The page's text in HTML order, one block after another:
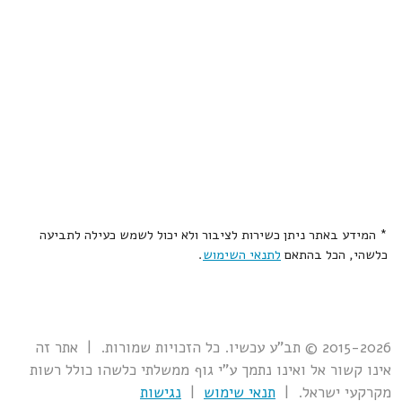
* המידע באתר ניתן כשירות לציבור ולא יכול לשמש כעילה לתביעה
כלשהי, הכל בהתאם לתנאי השימוש.
2015-2026 © תב"ע עכשיו. כל הזכויות שמורות. | אתר זה
אינו קשור אל ואינו נתמך ע"י גוף ממשלתי כלשהו כולל רשות
מקרקעי ישראל. | תנאי שימוש | נגישות